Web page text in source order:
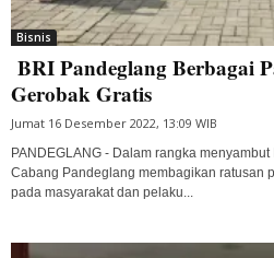
Bisnis
BRI Pandeglang Berbagai
Gerobak Gratis
Jumat 16 Desember 2022, 13:09 WIB
PANDEGLANG - Dalam rangka
Cabang Pandeglang membagikan ratusan
pada masyarakat dan pelaku...